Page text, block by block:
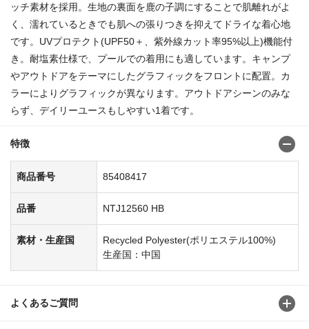
ッチ素材を採用。生地の裏面を鹿の子調にすることで肌離れがよ
く、濡れているときでも肌への張りつきを抑えてドライな着心地
です。UVプロテクト(UPF50＋、紫外線カット率95%以上)機能付
き。耐塩素仕様で、プールでの着用にも適しています。キャンプ
やアウトドアをテーマにしたグラフィックをフロントに配置。カ
ラーによりグラフィックが異なります。アウトドアシーンのみな
らず、デイリーユースもしやすい1着です。
特徴
商品番号 85408417
品番 NTJ12560 HB
素材・生産国
Recycled Polyester(ポリエステル100%)
生産国：中国
よくあるご質問